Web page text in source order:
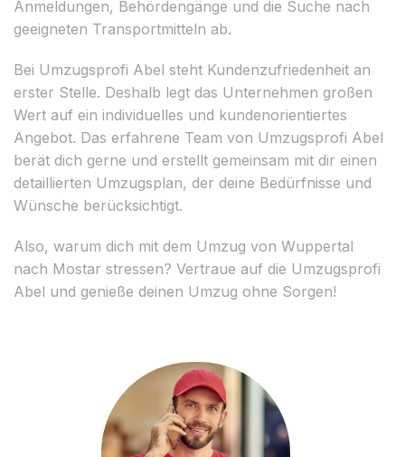
Anmeldungen, Behördengänge und die Suche nach
geeigneten Transportmitteln ab.
Bei Umzugsprofi Abel steht Kundenzufriedenheit an
erster Stelle. Deshalb legt das Unternehmen großen
Wert auf ein individuelles und kundenorientiertes
Angebot. Das erfahrene Team von Umzugsprofi Abel
berät dich gerne und erstellt gemeinsam mit dir einen
detaillierten Umzugsplan, der deine Bedürfnisse und
Wünsche berücksichtigt.
Also, warum dich mit dem Umzug von Wuppertal
nach Mostar stressen? Vertraue auf die Umzugsprofi
Abel und genieße deinen Umzug ohne Sorgen!